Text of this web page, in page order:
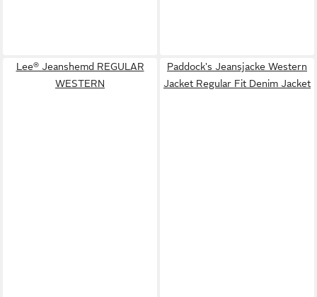
Lee® Jeanshemd REGULAR
WESTERN
Paddock's Jeansjacke Western
Jacket Regular Fit Denim Jacket